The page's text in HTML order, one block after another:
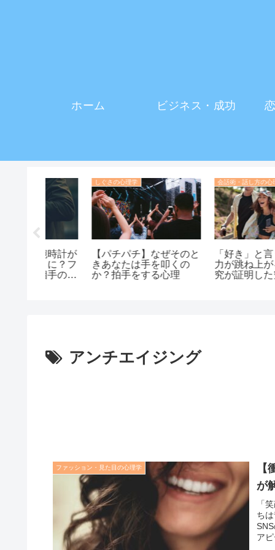
ホーム ビジネス・成功
イメージを変える・印象操作の心理学
【逆美容格差】美男美女
は意外と嫌われやすく差
別されやすい
しぐさの心理学
「顔」を見るのは素人
心理学者が教える、相
の本心を10秒で見抜く
アンチエイジング
ファッション・見た目の心理学
が
「
ち
ア